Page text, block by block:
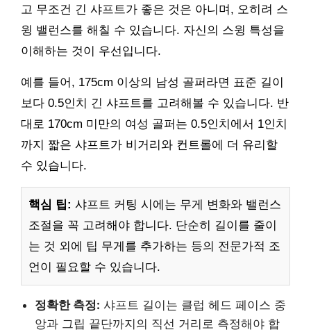
고 무조건 긴 샤프트가 좋은 것은 아니며, 오히려 스
윙 밸런스를 해칠 수 있습니다. 자신의 스윙 특성을
이해하는 것이 우선입니다.
예를 들어, 175cm 이상의 남성 골퍼라면 표준 길이
보다 0.5인치 긴 샤프트를 고려해볼 수 있습니다. 반
대로 170cm 미만의 여성 골퍼는 0.5인치에서 1인치
까지 짧은 샤프트가 비거리와 컨트롤에 더 유리할
수 있습니다.
핵심 팁: 샤프트 커팅 시에는 무게 변화와 밸런스
조절을 꼭 고려해야 합니다. 단순히 길이를 줄이
는 것 외에 팁 무게를 추가하는 등의 전문가적 조
언이 필요할 수 있습니다.
정확한 측정: 샤프트 길이는 클럽 헤드 페이스 중
앙과 그립 끝단까지의 직선 거리로 측정해야 합